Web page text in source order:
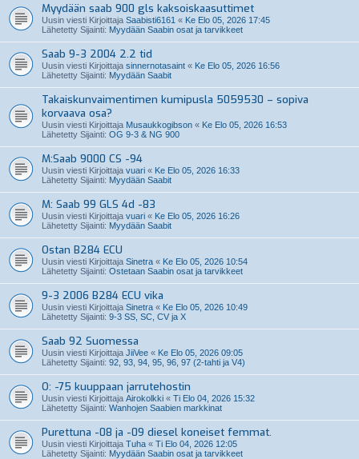
Myydään saab 900 gls kaksoiskaasuttimet
Uusin viesti Kirjoittaja Saabisti6161 « Ke Elo 05, 2026 17:45
Lähetetty Sijainti: Myydään Saabin osat ja tarvikkeet
Saab 9-3 2004 2.2 tid
Uusin viesti Kirjoittaja sinnernotasaint « Ke Elo 05, 2026 16:56
Lähetetty Sijainti: Myydään Saabit
Takaiskunvaimentimen kumipusla 5059530 – sopiva
korvaava osa?
Uusin viesti Kirjoittaja Musaukkogibson « Ke Elo 05, 2026 16:53
Lähetetty Sijainti: OG 9-3 & NG 900
M:Saab 9000 CS -94
Uusin viesti Kirjoittaja vuari « Ke Elo 05, 2026 16:33
Lähetetty Sijainti: Myydään Saabit
M: Saab 99 GLS 4d -83
Uusin viesti Kirjoittaja vuari « Ke Elo 05, 2026 16:26
Lähetetty Sijainti: Myydään Saabit
Ostan B284 ECU
Uusin viesti Kirjoittaja Sinetra « Ke Elo 05, 2026 10:54
Lähetetty Sijainti: Ostetaan Saabin osat ja tarvikkeet
9-3 2006 B284 ECU vika
Uusin viesti Kirjoittaja Sinetra « Ke Elo 05, 2026 10:49
Lähetetty Sijainti: 9-3 SS, SC, CV ja X
Saab 92 Suomessa
Uusin viesti Kirjoittaja JiiVee « Ke Elo 05, 2026 09:05
Lähetetty Sijainti: 92, 93, 94, 95, 96, 97 (2-tahti ja V4)
O: -75 kuuppaan jarrutehostin
Uusin viesti Kirjoittaja Airokolkki « Ti Elo 04, 2026 15:32
Lähetetty Sijainti: Wanhojen Saabien markkinat
Purettuna -08 ja -09 diesel koneiset femmat.
Uusin viesti Kirjoittaja Tuha « Ti Elo 04, 2026 12:05
Lähetetty Sijainti: Myydään Saabin osat ja tarvikkeet